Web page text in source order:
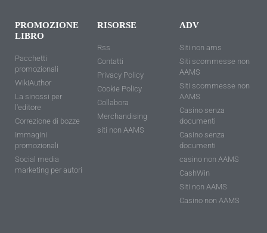
PROMOZIONE
LIBRO
Pacchetti
promozionali
WikiAuthor
La sinossi per
l'editore
Correzione di bozze
Immagini
promozionali
Social media
marketing per autori
RISORSE
Rss
Contatti
Privacy Policy
Cookie Policy
Collabora
Merchandising
siti non AAMS
ADV
Siti non ams
Siti scommesse non
AAMS
Siti scommesse non
AAMS
Casino senza
documenti
Casino senza
documenti
casino non AAMS
CashWin
Siti non AAMS
Casino non AAMS